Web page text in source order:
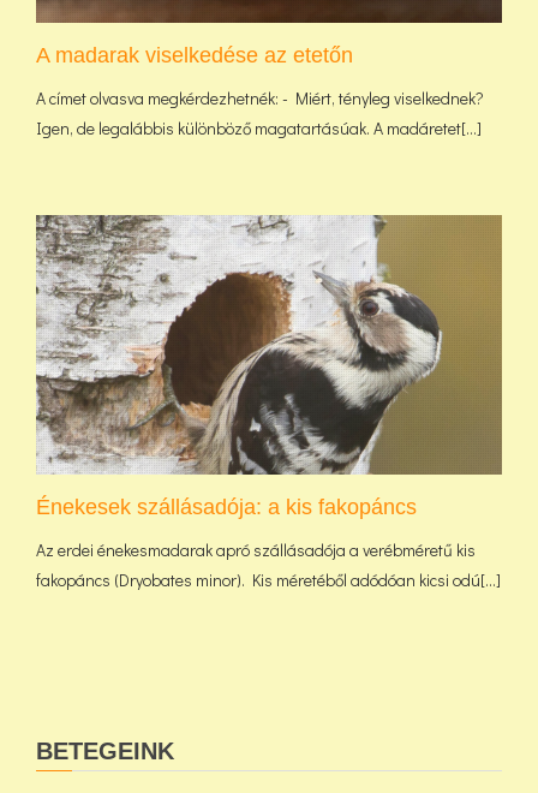
A madarak viselkedése az etetőn
A címet olvasva megkérdezhetnék: - Miért, tényleg viselkednek?
Igen, de legalábbis különböző magatartásúak. A madáretet[...]
Énekesek szállásadója: a kis fakopáncs
Az erdei énekesmadarak apró szállásadója a verébméretű kis
fakopáncs (Dryobates minor). Kis méretéből adódóan kicsi odú[...]
BETEGEINK